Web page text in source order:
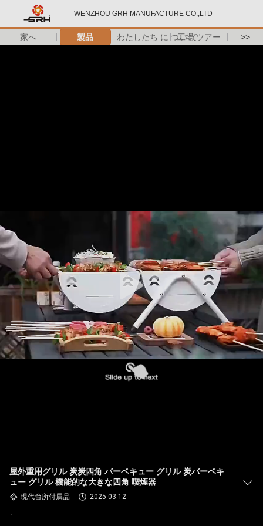
WENZHOU GRH MANUFACTURE CO.,LTD
家へ 製品 わたしたち に つい て工場 ツアー >>
屋外重用グリル 炭炭四角 バーベキュー グリル 炭バーベキ
ュー グリル 機能的な大きな四角 喫煙器
現代台所付属品 2025-03-12